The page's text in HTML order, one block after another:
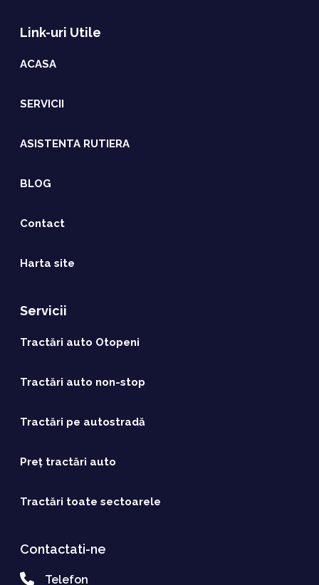
Link-uri Utile
ACASA
SERVICII
ASISTENTA RUTIERA
BLOG
Contact
Harta site
Servicii
Tractări auto Otopeni
Tractări auto non-stop
Tractări pe autostradă
Preț tractări auto
Tractări toate sectoarele
Contactati-ne
Telefon